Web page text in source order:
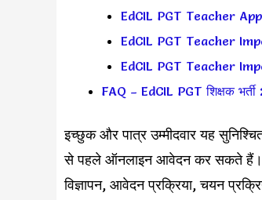
EdCIL PGT Teacher
EdCIL PGT Teacher
EdCIL PGT Teacher
FAQ – EdCIL PGT शिक्षक
इच्छुक और पात्र उम्मीदवार यह
से पहले ऑनलाइन आवेदन कर सकते
विज्ञापन, आवेदन प्रक्रिया, चयन